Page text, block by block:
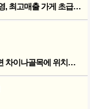
강서구 최상급 태국샵 오토8년운영, 최고매출 가게 초급매!!!
중국분 환영! 성남중앙시장 맞은편 차이나골목에 위치한 마사지샵